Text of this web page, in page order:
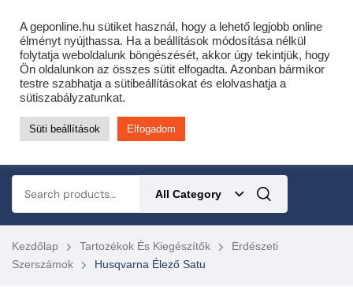
Cofidis expressz online áruhitel 0 % THM-el 10 hónapra!
Most minden akciós HQ láncfűrészhez ajándékba adunk egy fűrészláncot!
Részletek ide kattintva!
KERTÉSZETI – ERDÉSZETI – ÉPÍTŐIPARI GÉP WEBSHOP
All Category
Kezdőlap Tartozékok És Kiegészítők
Erdészeti
Szerszámok
Husqvarna Élező Satu
A geponline.hu sütiket használ, hogy a lehető legjobb online
élményt nyújthassa. Ha a beállítások módosítása nélkül
folytatja weboldalunk böngészését, akkor úgy tekintjük, hogy
Ön oldalunkon az összes sütit elfogadta. Azonban bármikor
testre szabhatja a sütibeállításokat és elolvashatja a
sütiszabályzatunkat.
Süti beállítások Elfogadom